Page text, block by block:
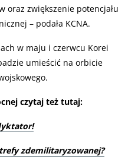
oraz zwiększenie potencjału
– podała KCNA.
w maju i czerwcu Korei
umieścić na orbicie
czytaj też tutaj:
zdemilitaryzowanej?